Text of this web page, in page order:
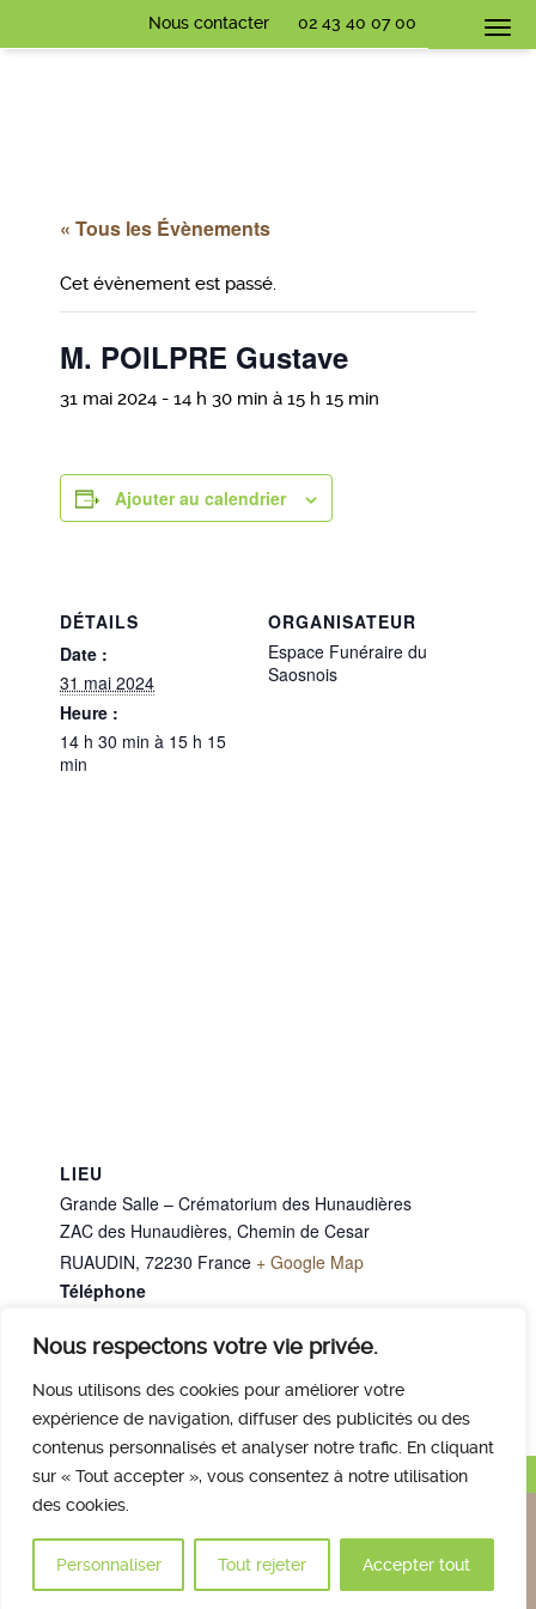
Nous respectons votre vie privée.
Nous utilisons des cookies pour améliorer votre
expérience de navigation, diffuser des publicités ou des
contenus personnalisés et analyser notre trafic. En cliquant
sur « Tout accepter », vous consentez à notre utilisation
des cookies.
Personnaliser Tout rejeter Accepter tout
Nous contacter 02 43 40 07 00
« Tous les Évènements
Cet évènement est passé.
M. POILPRE Gustave
31 mai 2024 - 14 h 30 min à 15 h 15 min
Ajouter au calendrier
DÉTAILS
Date :
31 mai 2024
Heure :
14 h 30 min à 15 h 15
min
ORGANISATEUR
Espace Funéraire du
Saosnois
LIEU
Grande Salle – Crématorium des Hunaudières
ZAC des Hunaudières, Chemin de Cesar
RUAUDIN, 72230 France + Google Map
Téléphone
Mme PIOGER Renée M. DUFRAISSE Bruno
Haut de page
Nous contacter
Plan et accès
Mentions légales
© 2017 Crématorium des Hunaudières